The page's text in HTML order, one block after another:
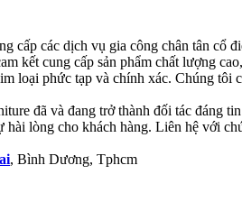
cấp các dịch vụ gia công chân tân cổ
cung cấp sản phẩm chất lượng
loại phức tạp và chính xác. Chúng
đã và đang trở thành đối tác đáng
lòng cho khách hàng. Liên hệ với
, Bình Dương, Tphcm